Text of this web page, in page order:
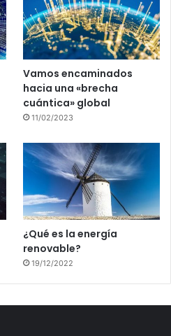
Vamos encaminados
hacia una «brecha
cuántica» global
11/02/2023
¿Qué es la energía
renovable?
19/12/2022